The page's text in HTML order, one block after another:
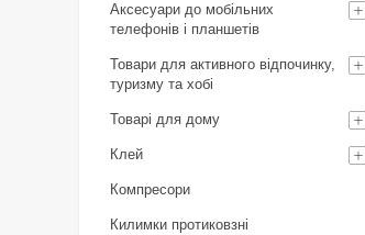
Аксесуари до мобільних
телефонів і планшетів
Товари для активного відпочинку,
туризму та хобі
Товарі для дому
Клей
Компресори
Килимки протиковзні